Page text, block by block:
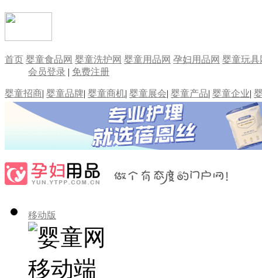
首页 婴童食品网 婴童洗护网 婴童用品网 孕妇用品网 婴童玩具
会员登录 | 免费注册
婴童招商| 婴童品牌| 婴童商机| 婴童展会| 婴童产品| 婴童企业|
移动版